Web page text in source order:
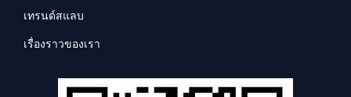
เทรนด์สแลบ
เรื่องราวของเรา